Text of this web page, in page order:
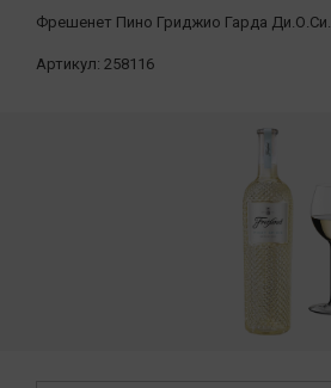
Фрешенет Пино Гриджио Гарда Ди.О.Си.
Артикул: 258116